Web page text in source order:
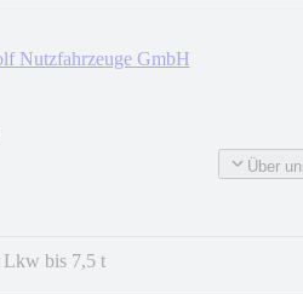
Über
Lkw bis 7,5 t